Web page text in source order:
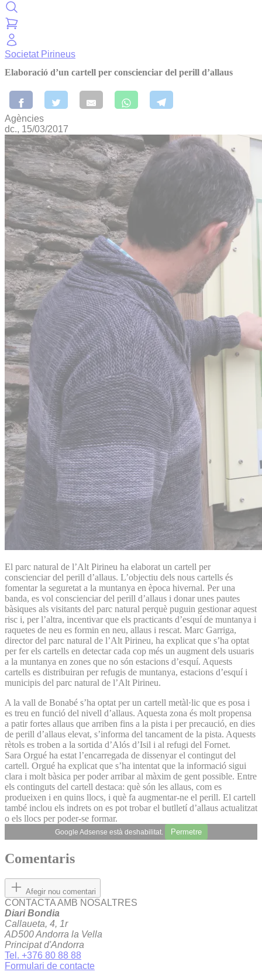
Societat Pirineus
Elaboració d’un cartell per conscienciar del perill d’allaus
Agències
dc., 15/03/2017
El parc natural de l’Alt Pirineu ha elaborat un cartell per
conscienciar del perill d’allaus. L’objectiu dels nous cartells és
fomentar la seguretat a la muntanya en època hivernal. Per una
banda, es vol conscienciar del perill d’allaus i donar unes pautes
bàsiques als visitants del parc natural perquè puguin gestionar aquest
risc i, per l’altra, incentivar que els practicants d’esquí de muntanya i
raquetes de neu es formin en neu, allaus i rescat. Marc Garriga,
director del parc natural de l’Alt Pirineu, ha explicat que s’ha optat
per fer els cartells en detectar cada cop més un augment dels usuaris
a la muntanya en zones que no són estacions d’esquí. Aquests
cartells es distribuiran per refugis de muntanya, estacions d’esquí i
municipis del parc natural de l’Alt Pirineu.
A la vall de Bonabé s’ha optat per un cartell metàl·lic que es posa i
es treu en funció del nivell d’allaus. Aquesta zona és molt propensa
a patir fortes allaus que arriben fins a la pista i per precaució, en dies
de perill d’allaus elevat, s’informa del tancament de la pista. Aquests
rètols es troben a la sortida d’Alós d’Isil i al refugi del Fornet.
Sara Orgué ha estat l’encarregada de dissenyar el contingut del
cartell. Orgué ha explicat que s’ha intentat que la informació sigui
clara i molt bàsica per poder arribar al màxim de gent possible. Entre
els continguts del cartell destaca: què són les allaus, com es
produeixen i en quins llocs, i què fa augmentar-ne el perill. El cartell
també inclou els indrets on es pot trobar el butlletí d’allaus actualitzat
o els llocs per poder-se formar.
Google Adsense està deshabilitat. Permetre
Comentaris
Afegir nou comentari
CONTACTA AMB NOSALTRES
Diari Bondia
Callaueta, 4, 1r
AD500 Andorra la Vella
Principat d'Andorra
Tel. +376 80 88 88
Formulari de contacte